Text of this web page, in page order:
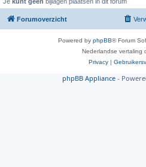
Forumoverzicht
Powered by phpBB® Forum
Nederlandse vertaling
Privacy |
phpBB Appliance -